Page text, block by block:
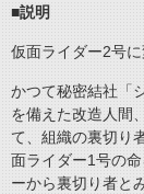
■説明
仮面ライダー2号に
かつて秘密結社「
を備えた改造人間
て、組織の裏切り
面ライダー1号の
ーから裏切り者と